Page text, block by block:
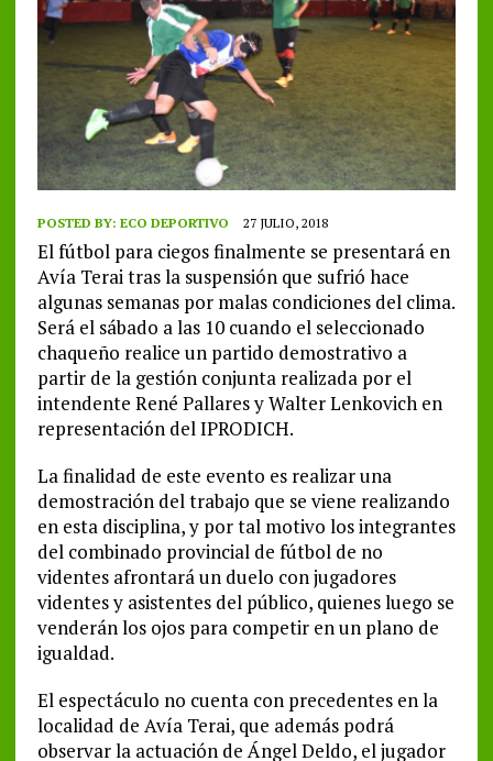
POSTED BY: ECO DEPORTIVO 27 JULIO, 2018
El fútbol para ciegos finalmente se presentará en
Avía Terai tras la suspensión que sufrió hace
algunas semanas por malas condiciones del clima.
Será el sábado a las 10 cuando el seleccionado
chaqueño realice un partido demostrativo a
partir de la gestión conjunta realizada por el
intendente René Pallares y Walter Lenkovich en
representación del IPRODICH.
La finalidad de este evento es realizar una
demostración del trabajo que se viene realizando
en esta disciplina, y por tal motivo los integrantes
del combinado provincial de fútbol de no
videntes afrontará un duelo con jugadores
videntes y asistentes del público, quienes luego se
venderán los ojos para competir en un plano de
igualdad.
El espectáculo no cuenta con precedentes en la
localidad de Avía Terai, que además podrá
observar la actuación de Ángel Deldo, el jugador